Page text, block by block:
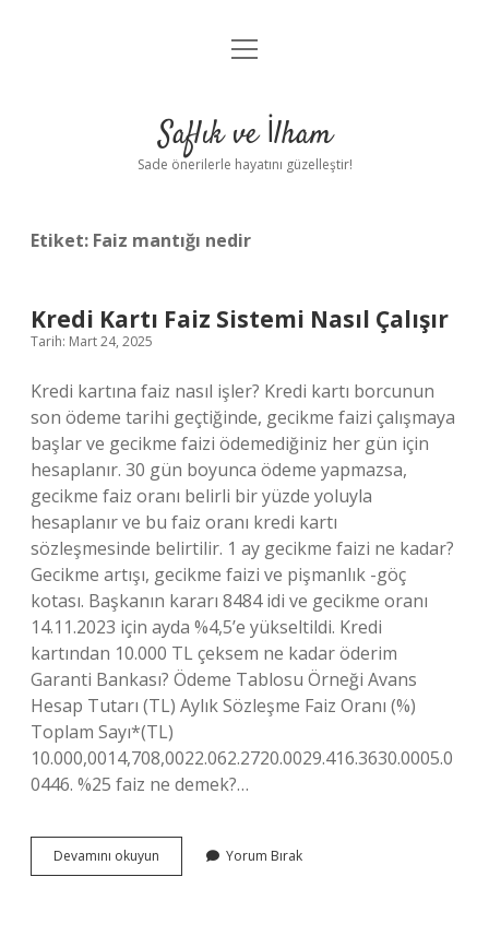
Anasayfa
Yasal Uyarı
menüyü
Saflık ve İlham
Sade önerilerle hayatını güzelleştir!
Etiket: Faiz mantığı nedir
Kredi Kartı Faiz Sistemi Nasıl Çalışır
Tarih: Mart 24, 2025
Kredi kartına faiz nasıl işler? Kredi kartı borcunun
son ödeme tarihi geçtiğinde, gecikme faizi çalışmaya
başlar ve gecikme faizi ödemediğiniz her gün için
hesaplanır. 30 gün boyunca ödeme yapmazsa,
gecikme faiz oranı belirli bir yüzde yoluyla
hesaplanır ve bu faiz oranı kredi kartı
sözleşmesinde belirtilir. 1 ay gecikme faizi ne kadar?
Gecikme artışı, gecikme faizi ve pişmanlık -göç
kotası. Başkanın kararı 8484 idi ve gecikme oranı
14.11.2023 için ayda %4,5’e yükseltildi. Kredi
kartından 10.000 TL çeksem ne kadar öderim
Garanti Bankası? Ödeme Tablosu Örneği Avans
Hesap Tutarı (TL) Aylık Sözleşme Faiz Oranı (%)
Toplam Sayı*(TL)
10.000,0014,708,0022.062.2720.0029.416.3630.0005.0
0446. %25 faiz ne demek?…
Devamını okuyun
Kartı
Yorum Bırak